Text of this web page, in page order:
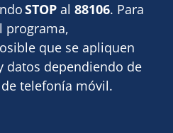
STOP al 88106. Para
programa,
que se apliquen
datos dependiendo de
telefonía móvil.